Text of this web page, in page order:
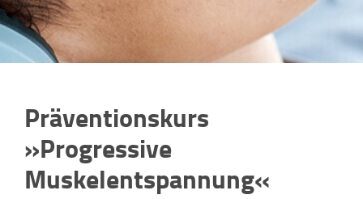
Präventionskurs
»Progressive
Muskelentspannung«